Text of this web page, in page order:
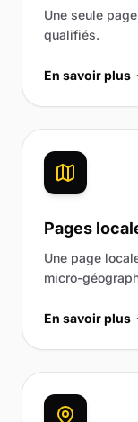
Une seule
qualifiés.
En savoir plus
Pages
Une page
micro-
En savoir plus